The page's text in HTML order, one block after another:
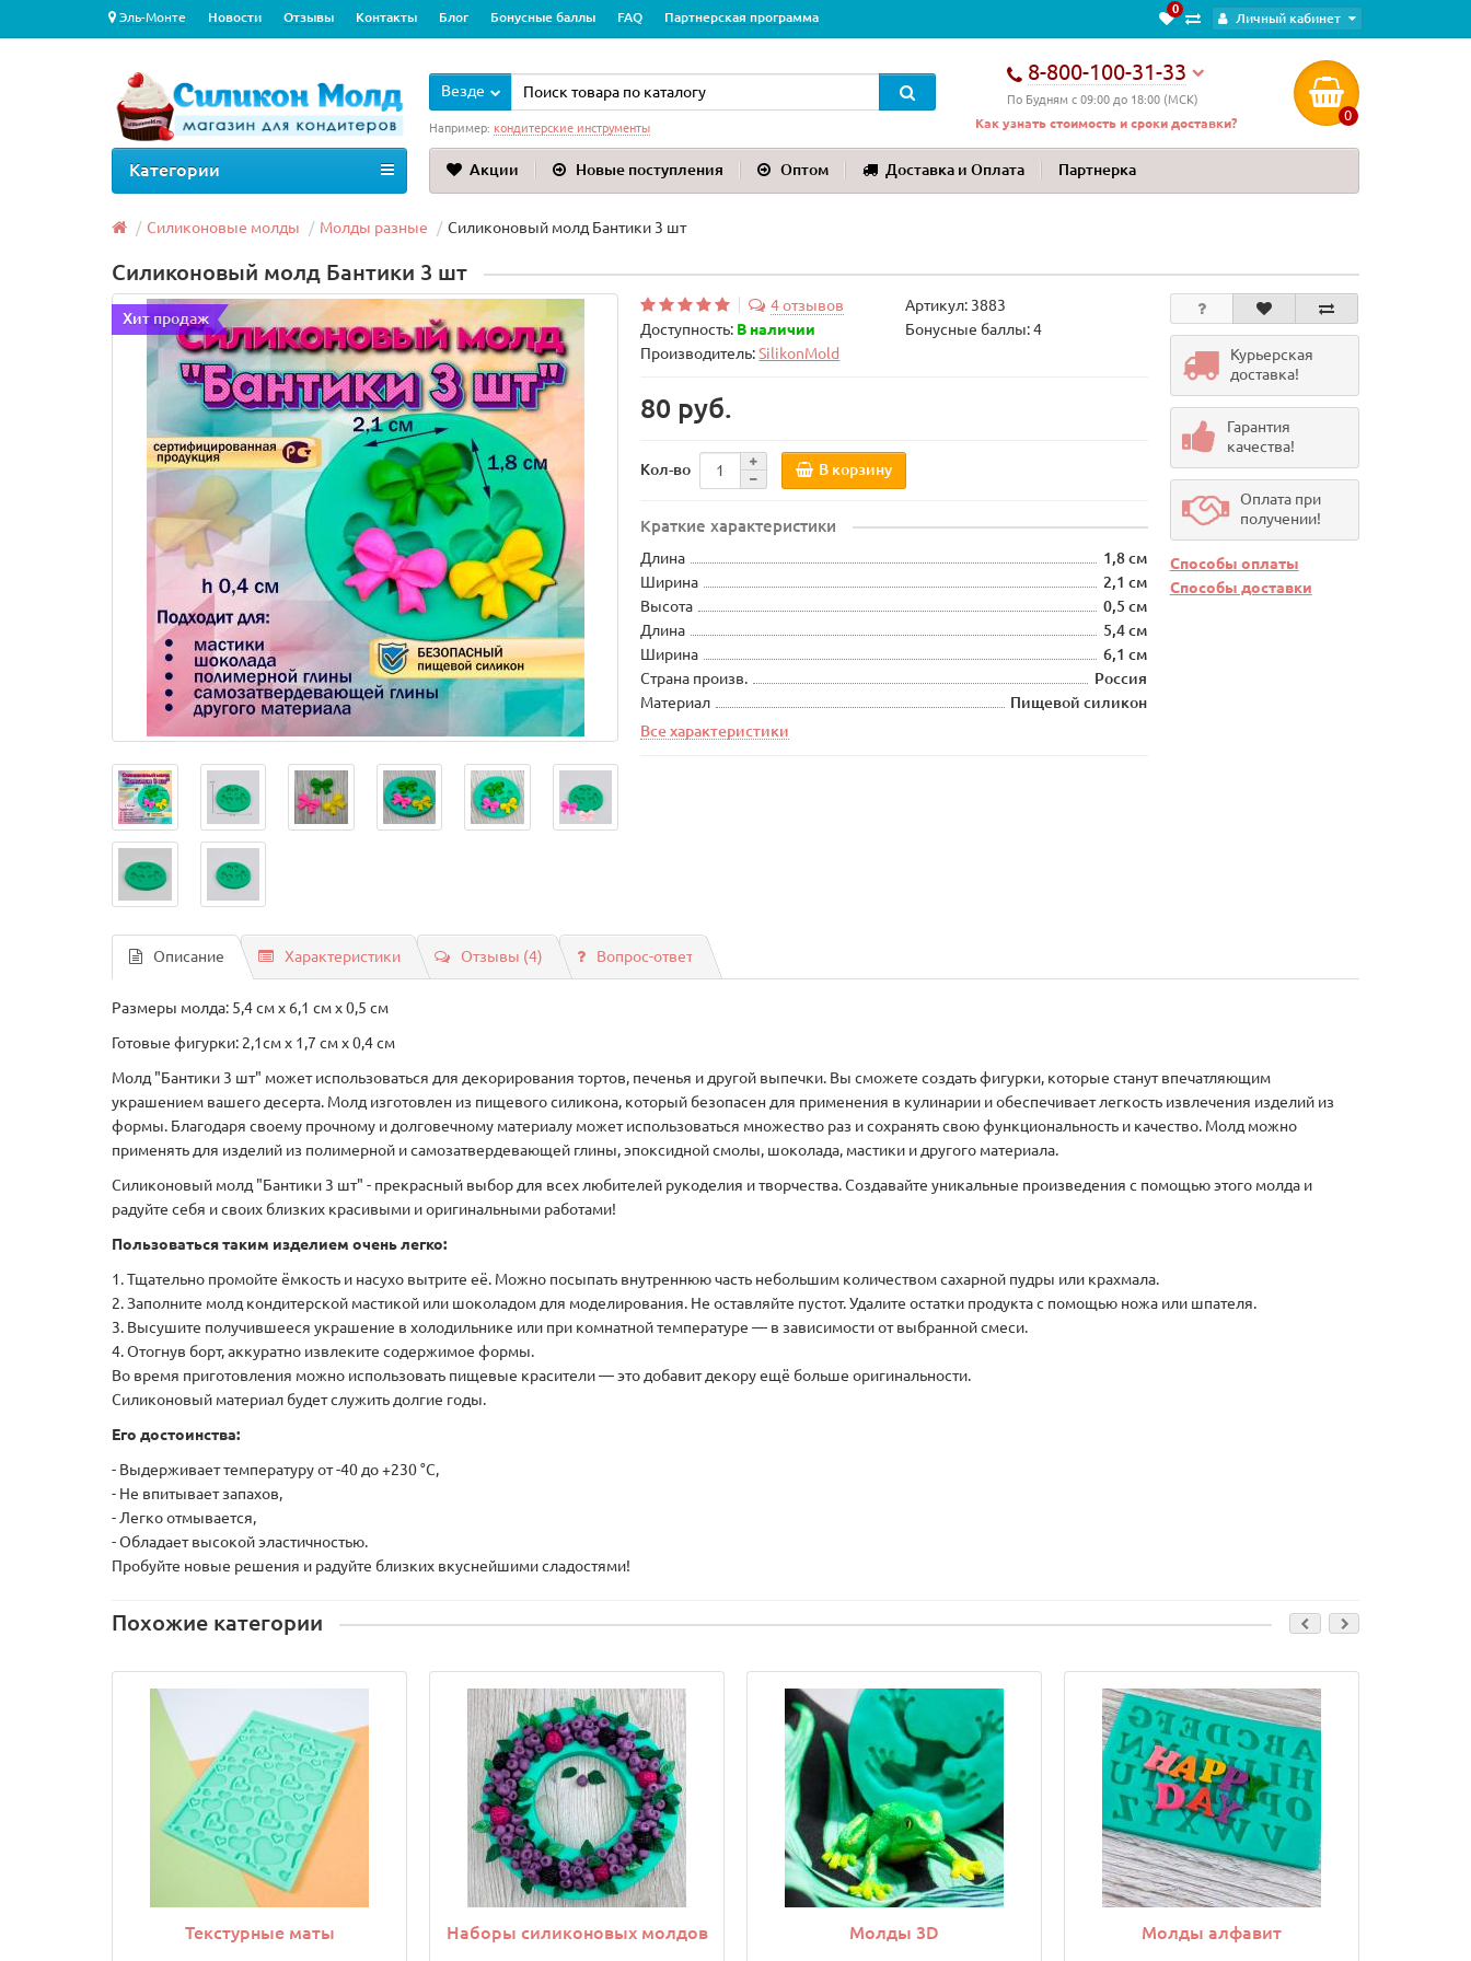
0
Личный кабинет
Эль-Монте Новости Отзывы Контакты Блог Бонусные баллы FAQ Партнерская программа
8-800-100-31-33
По Будням с 09:00 до 18:00 (МСК)
Как узнать стоимость и сроки доставки?
0
Везде
Например: кондитерские инструменты
Акции Новые поступления Оптом Доставка и Оплата Партнерка
Категории
Силиконовые молды Молды разные Силиконовый молд Бантики 3 шт
Силиконовый молд Бантики 3 шт
Хит продаж
4 отзывов Артикул: 3883
Доступность: В наличии
Бонусные баллы: 4
Производитель:SilikonMold
80 руб.
Кол-во В корзину
Краткие характеристики
Длина
1,8 см
Ширина
2,1 см
Высота
0,5 см
Длина
5,4 см
Ширина
6,1 см
Страна произв.
Россия
Материал
Пищевой силикон
Все характеристики
Курьерская
доставка!
Гарантия
качества!
Оплата при
получении!
Способы оплаты
Способы доставки
Описание Характеристики Отзывы (4) Вопрос-ответ
Размеры молда: 5,4 см х 6,1 см х 0,5 см
Готовые фигурки: 2,1см х 1,7 см х 0,4 см
Молд "Бантики 3 шт" может использоваться для декорирования тортов, печенья и другой выпечки. Вы сможете создать фигурки, которые станут впечатляющим
украшением вашего десерта. Молд изготовлен из пищевого силикона, который безопасен для применения в кулинарии и обеспечивает легкость извлечения изделий из
формы. Благодаря своему прочному и долговечному материалу может использоваться множество раз и сохранять свою функциональность и качество. Молд можно
применять для изделий из полимерной и самозатвердевающей глины, эпоксидной смолы, шоколада, мастики и другого материала.
Силиконовый молд "Бантики 3 шт" - прекрасный выбор для всех любителей рукоделия и творчества. Создавайте уникальные произведения с помощью этого молда и
радуйте себя и своих близких красивыми и оригинальными работами!
Пользоваться таким изделием очень легко:
1. Тщательно промойте ёмкость и насухо вытрите её. Можно посыпать внутреннюю часть небольшим количеством сахарной пудры или крахмала.
2. Заполните молд кондитерской мастикой или шоколадом для моделирования. Не оставляйте пустот. Удалите остатки продукта с помощью ножа или шпателя.
3. Высушите получившееся украшение в холодильнике или при комнатной температуре — в зависимости от выбранной смеси.
4. Отогнув борт, аккуратно извлеките содержимое формы.
Во время приготовления можно использовать пищевые красители — это добавит декору ещё больше оригинальности.
Силиконовый материал будет служить долгие годы.
Его достоинства:
- Выдерживает температуру от -40 до +230 °C,
- Не впитывает запахов,
- Легко отмывается,
- Обладает высокой эластичностью.
Пробуйте новые решения и радуйте близких вкуснейшими сладостями!
Похожие категории
Текстурные маты Наборы силиконовых молдов Молды 3D Молды алфавит